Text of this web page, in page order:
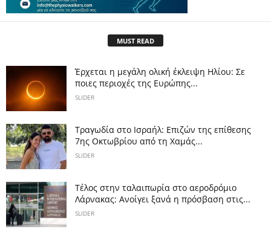
MUST READ
Έρχεται η μεγάλη ολική έκλειψη Ηλίου: Σε
ποιες περιοχές της Ευρώπης...
SLIDER
Τραγωδία στο Ισραήλ: Επιζών της επίθεσης
7ης Οκτωβρίου από τη Χαμάς...
SLIDER
Tέλος στην ταλαιπωρία στο αεροδρόμιο
Λάρνακας: Ανοίγει ξανά η πρόσβαση στις...
SLIDER